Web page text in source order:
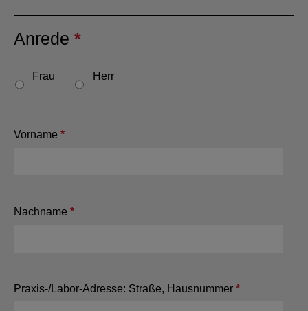
Anrede *
Frau Herr
Vorname *
Nachname *
Praxis-/Labor-Adresse: Straße, Hausnummer *